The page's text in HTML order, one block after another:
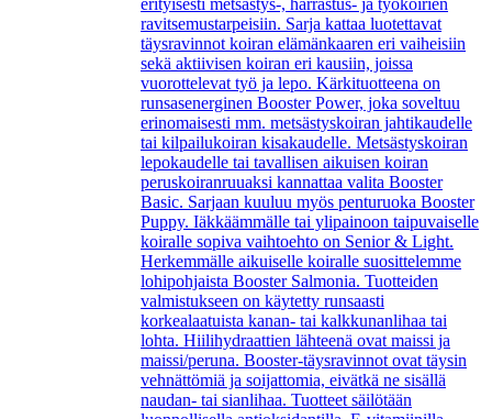
erityisesti metsästys-, harrastus- ja työkoirien
ravitsemustarpeisiin. Sarja kattaa luotettavat
täysravinnot koiran elämänkaaren eri vaiheisiin
sekä aktiivisen koiran eri kausiin, joissa
vuorottelevat työ ja lepo. Kärkituotteena on
runsasenerginen Booster Power, joka soveltuu
erinomaisesti mm. metsästyskoiran jahtikaudelle
tai kilpailukoiran kisakaudelle. Metsästyskoiran
lepokaudelle tai tavallisen aikuisen koiran
peruskoiranruuaksi kannattaa valita Booster
Basic. Sarjaan kuuluu myös penturuoka Booster
Puppy. Iäkkäämmälle tai ylipainoon taipuvaiselle
koiralle sopiva vaihtoehto on Senior & Light.
Herkemmälle aikuiselle koiralle suosittelemme
lohipohjaista Booster Salmonia. Tuotteiden
valmistukseen on käytetty runsaasti
korkealaatuista kanan- tai kalkkunanlihaa tai
lohta. Hiilihydraattien lähteenä ovat maissi ja
maissi/peruna. Booster-täysravinnot ovat täysin
vehnättömiä ja soijattomia, eivätkä ne sisällä
naudan- tai sianlihaa. Tuotteet säilötään